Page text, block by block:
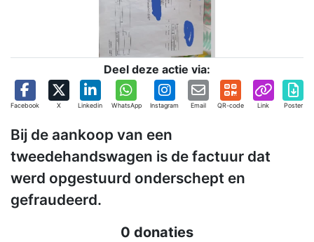
Deel deze actie via:
Facebook X Linkedin WhatsApp Instagram Email QR-code Link Poster
Bij de aankoop van een
tweedehandswagen is de factuur dat
werd opgestuurd onderschept en
gefraudeerd.
0 donaties